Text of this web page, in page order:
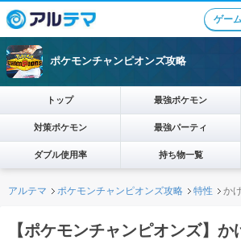
ゲー
ポケモンチャンピオンズ攻略
トップ 最強ポケモン
対策ポケモン 最強パーティ
ダブル使用率 持ち物一覧
アルテマ ポケモンチャンピオンズ攻略 特性 か
【ポケモンチャンピオンズ】か